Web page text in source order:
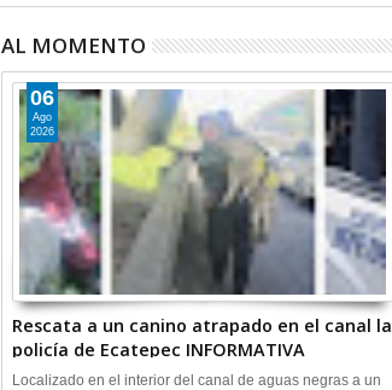
AL MOMENTO
Rescata a un canino atrapado en el canal la
policía de Ecatepec INFORMATIVA
06
Ago
2026
Localizado en el interior del canal de aguas negras a un